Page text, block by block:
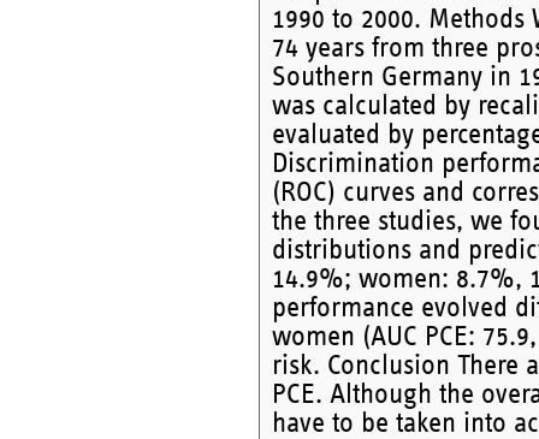
1990 to 2000.
74 years from three
Southern Germany in
was calculated by
evaluated by
Discrimination
(ROC) curves and
the three studies, we
distributions and
14.9%; women: 8.7%,
performance evolved
women (AUC PCE:
risk. Conclusion There
PCE. Although the
have to be taken into